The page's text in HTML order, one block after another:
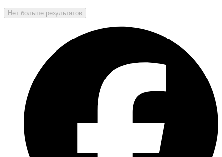
Нет больше результатов